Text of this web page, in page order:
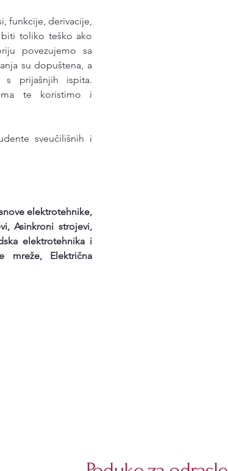
funkcije, derivacije,
toliko teško ako
povezujemo sa
su dopuštena, a
s prijašnjih ispita.
te koristimo i
sveučilišnih i
elektrotehnike,
Asinkroni strojevi,
elektrotehnika i
mreže, Električna